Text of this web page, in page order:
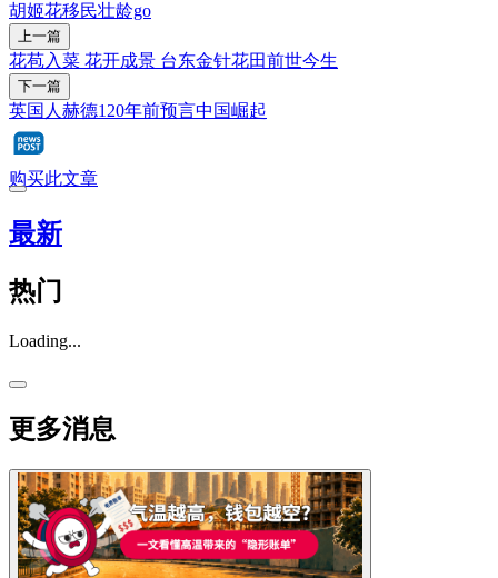
胡姬花移民壮龄go
上一篇
花苞入菜 花开成景 台东金针花田前世今生
下一篇
英国人赫德120年前预言中国崛起
购买此文章
最新
热门
Loading...
更多消息